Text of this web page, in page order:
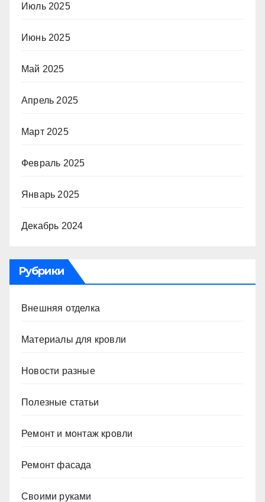
Июль 2025
Июнь 2025
Май 2025
Апрель 2025
Март 2025
Февраль 2025
Январь 2025
Декабрь 2024
Рубрики
Внешняя отделка
Материалы для кровли
Новости разные
Полезные статьи
Ремонт и монтаж кровли
Ремонт фасада
Своими руками